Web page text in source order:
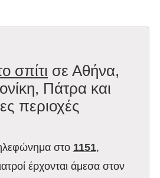
σπίτι σε Αθήνα,
Πάτρα και
περιοχές
στο 1151,
έρχονται άμεσα στον